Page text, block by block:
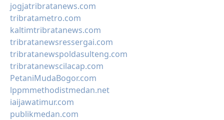
jogjatribratanews.com
tribratametro.com
kaltimtribratanews.com
tribratanewsressergai.com
tribratanewspoldasulteng.com
tribratanewscilacap.com
PetaniMudaBogor.com
lppmmethodistmedan.net
iaijawatimur.com
publikmedan.com